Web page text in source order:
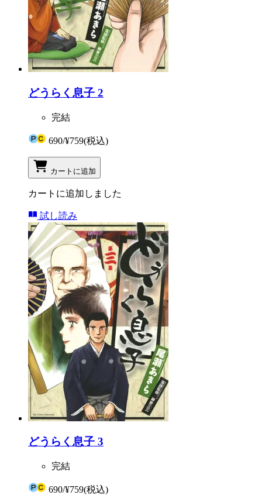
どうらく息子 2
完結
690/¥759(税込)
カートに追加
カートに追加しました
試し読み
どうらく息子 3
完結
690/¥759(税込)